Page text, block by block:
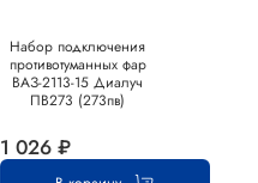
Набор подключения
противотуманных фар
ВАЗ-2113-15 Диалуч
ПВ273 (273пв)
1 026 ₽